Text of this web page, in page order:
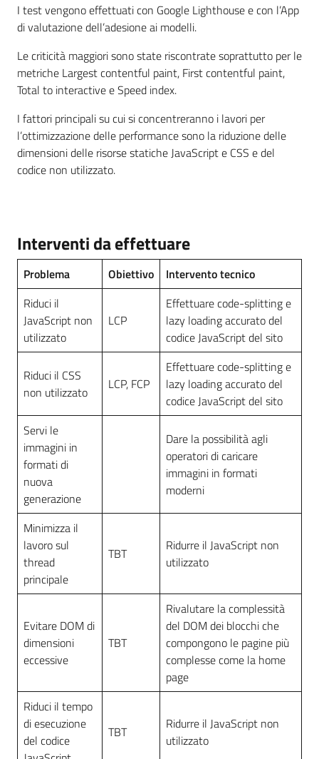
I test vengono effettuati con Google Lighthouse e con l’App
di valutazione dell’adesione ai modelli.
Le criticità maggiori sono state riscontrate soprattutto per le
metriche Largest contentful paint, First contentful paint,
Total to interactive e Speed index.
I fattori principali su cui si concentreranno i lavori per
l’ottimizzazione delle performance sono la riduzione delle
dimensioni delle risorse statiche JavaScript e CSS e del
codice non utilizzato.
Interventi da effettuare
Problema Obiettivo
Intervento tecnico
Riduci il
JavaScript non
utilizzato
LCP
Effettuare code-splitting e
lazy loading accurato del
codice JavaScript del sito
Riduci il CSS
non utilizzato
LCP, FCP
Effettuare code-splitting e
lazy loading accurato del
codice JavaScript del sito
Servi le
immagini in
formati di
nuova
generazione
Dare la possibilità agli
operatori di caricare
immagini in formati
moderni
Minimizza il
lavoro sul
thread
principale
TBT
Ridurre il JavaScript non
utilizzato
Evitare DOM di
dimensioni
eccessive
TBT
Rivalutare la complessità
del DOM dei blocchi che
compongono le pagine più
complesse come la home
page
Riduci il tempo
di esecuzione
del codice
TBT
Ridurre il JavaScript non
utilizzato